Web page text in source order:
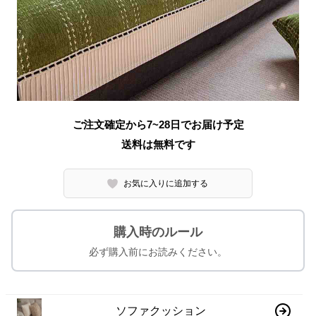
ご注文確定から7~28日でお届け予定
送料は無料です
お気に入りに追加する
購入時のルール
必ず購入前にお読みください。
ソファクッション